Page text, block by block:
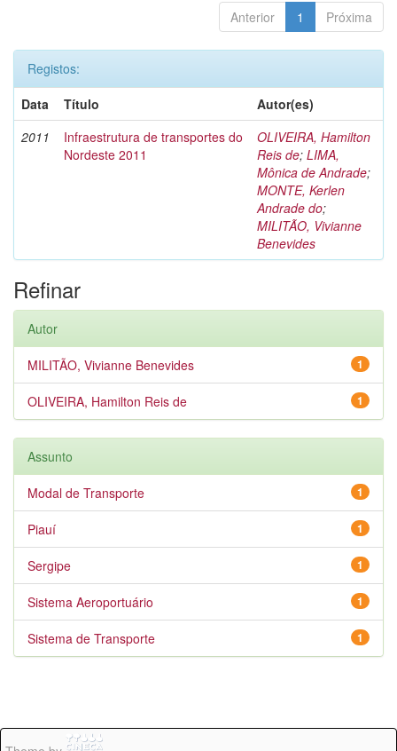
Anterior 1 Próxima
Registos:
Data
Título
Autor(es)
2011
Infraestrutura de transportes do
Nordeste 2011
OLIVEIRA, Hamilton
Reis de; LIMA,
Mônica de Andrade;
MONTE, Kerlen
Andrade do;
MILITÃO, Vivianne
Benevides
Refinar
Autor
1
MILITÃO, Vivianne Benevides
1
OLIVEIRA, Hamilton Reis de
Assunto
1
Modal de Transporte
1
Piauí
1
Sergipe
1
Sistema Aeroportuário
1
Sistema de Transporte